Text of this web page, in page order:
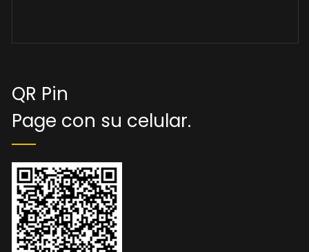
QR Pin
Page con su celular.